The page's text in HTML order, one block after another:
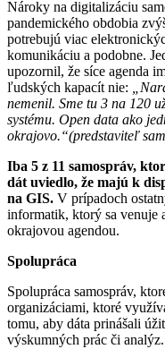
Nároky na digitalizáciu
pandemického obdobia
potrebujú viac
komunikáciu a podobne.
upozornil, že síce agenda
ľudských kapacít nie:
nemenil. Sme tu 3 na 120
systému. Open data ako
okrajovo.“(predstaviteľ
Iba 5 z 11 samospráv,
dát uviedlo, že majú k
na GIS. V prípadoch
informatik, ktorý sa venuje
okrajovou agendou.
Spolupráca
Spolupráca samospráv,
organizáciami, ktoré
tomu, aby dáta prinášali
výskumných prác či analýz.